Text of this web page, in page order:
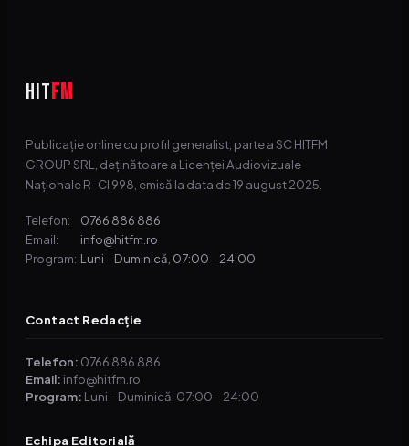
HITFM
Publicație online cu profil generalist, parte a SC HITFM
GROUP SRL, deținătoare a Licenței Audiovizuale
Naționale R-CI 998, emisă la data de 19 august 2025.
Telefon: 0766 886 886
Email: info@hitfm.ro
Program: Luni – Duminică, 07:00 – 24:00
Contact Redacție
Telefon: 0766 886 886
Email: info@hitfm.ro
Program: Luni – Duminică, 07:00 – 24:00
Echipa Editorială